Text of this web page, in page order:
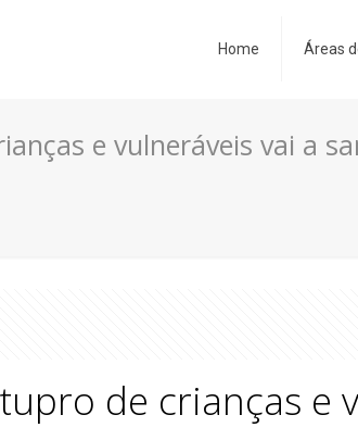
Home Áreas
e vulneráveis vai a
de crianças e